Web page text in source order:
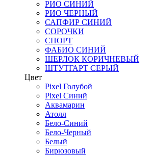
РИО СИНИЙ
РИО ЧЕРНЫЙ
САПФИР СИНИЙ
СОРОЧКИ
СПОРТ
ФАБИО СИНИЙ
ШЕРЛОК КОРИЧНЕВЫЙ
ШТУТГАРТ СЕРЫЙ
Цвет
Pixel Голубой
Pixel Синий
Аквамарин
Атолл
Бело-Синий
Бело-Черный
Белый
Бирюзовый